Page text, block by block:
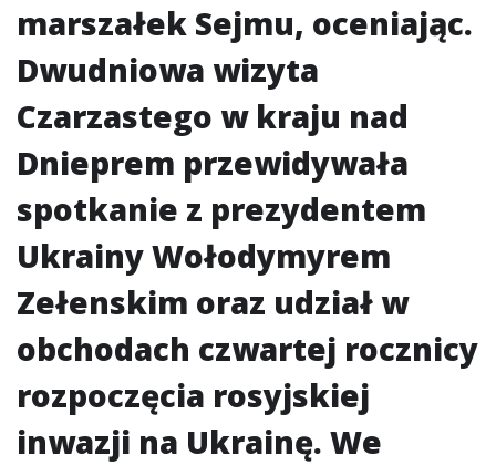
marszałek Sejmu, oceniając.
Dwudniowa wizyta
Czarzastego w kraju nad
Dnieprem przewidywała
spotkanie z prezydentem
Ukrainy Wołodymyrem
Zełenskim oraz udział w
obchodach czwartej rocznicy
rozpoczęcia rosyjskiej
inwazji na Ukrainę. We